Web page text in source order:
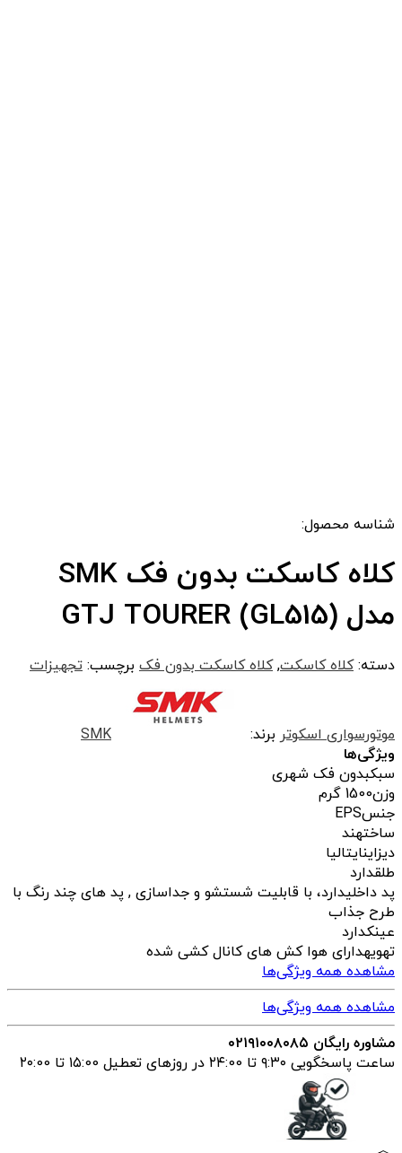
شناسه محصول:
کلاه کاسکت بدون فک SMK
مدل GTJ TOURER (GL515)
دسته:کلاه کاسکت,کلاه کاسکت بدون فک برچسب: تجهیزات
موتورسواری اسکوتر برند:
SMK
ویژگی‌ها
سبکبدون فک شهری
وزن1500 گرم
جنسEPS
ساختهند
دیزاینایتالیا
طلقدارد
پد داخلیدارد، با قابلیت شستشو و جداسازی , پد های چند رنگ با
طرح جذاب
عینکدارد
تهویهدارای هوا کش های کانال کشی شده
مشاهده همه ویژگی‌ها
مشاهده همه ویژگی‌ها
مشاوره رایگان ۰۲۱۹۱۰۰۸۰۸۵
ساعت پاسخگویی ۹:۳۰ تا ۲۴:00 در روزهای تعطیل ۱۵:00 تا ۲۰:00